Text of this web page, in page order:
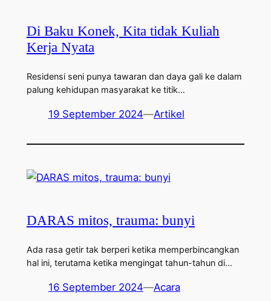
Di Baku Konek, Kita tidak Kuliah
Kerja Nyata
Residensi seni punya tawaran dan daya gali ke dalam
palung kehidupan masyarakat ke titik…
19 September 2024—Artikel
DARAS mitos, trauma: bunyi
Ada rasa getir tak berperi ketika memperbincangkan
hal ini, terutama ketika mengingat tahun-tahun di…
16 September 2024—Acara